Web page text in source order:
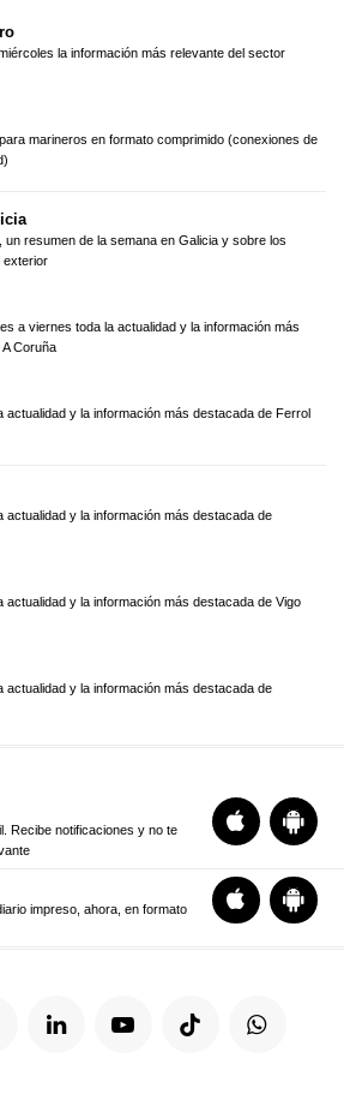
la información más relevante del sector
marineros en formato comprimido (conexiones de
un resumen de la semana en Galicia y sobre los
exterior
a viernes toda la actualidad y la información más
Coruña
actualidad y la información más destacada de Ferrol
actualidad y la información más destacada de
actualidad y la información más destacada de Vigo
actualidad y la información más destacada de
Recibe notificaciones y no te
impreso, ahora, en formato